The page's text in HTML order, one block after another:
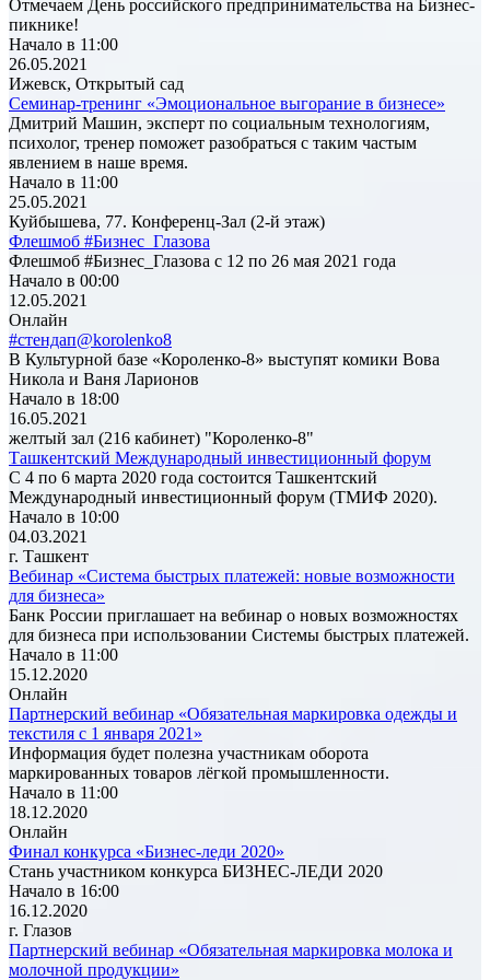
Отмечаем День российского предпринимательства на Бизнес-
пикнике!
Начало в 11:00
26.05.2021
Ижевск, Открытый сад
Семинар-тренинг «Эмоциональное выгорание в бизнесе»
Дмитрий Машин, эксперт по социальным технологиям,
психолог, тренер поможет разобраться с таким частым
явлением в наше время.
Начало в 11:00
25.05.2021
Куйбышева, 77. Конференц-Зал (2-й этаж)
Флешмоб #Бизнес_Глазова
Флешмоб #Бизнес_Глазова с 12 по 26 мая 2021 года
Начало в 00:00
12.05.2021
Онлайн
#стендап@korolenko8
В Культурной базе «Короленко-8» выступят комики Вова
Никола и Ваня Ларионов
Начало в 18:00
16.05.2021
желтый зал (216 кабинет) "Короленко-8"
Ташкентский Международный инвестиционный форум
С 4 по 6 марта 2020 года состоится Ташкентский
Международный инвестиционный форум (ТМИФ 2020).
Начало в 10:00
04.03.2021
г. Ташкент
Вебинар «Система быстрых платежей: новые возможности
для бизнеса»
Банк России приглашает на вебинар о новых возможностях
для бизнеса при использовании Системы быстрых платежей.
Начало в 11:00
15.12.2020
Онлайн
Партнерский вебинар «Обязательная маркировка одежды и
текстиля с 1 января 2021»
Информация будет полезна участникам оборота
маркированных товаров лёгкой промышленности.
Начало в 11:00
18.12.2020
Онлайн
Финал конкурса «Бизнес-леди 2020»
Стань участником конкурса БИЗНЕС-ЛЕДИ 2020
Начало в 16:00
16.12.2020
г. Глазов
Партнерский вебинар «Обязательная маркировка молока и
молочной продукции»